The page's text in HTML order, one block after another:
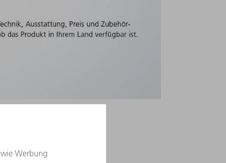
deutlich.